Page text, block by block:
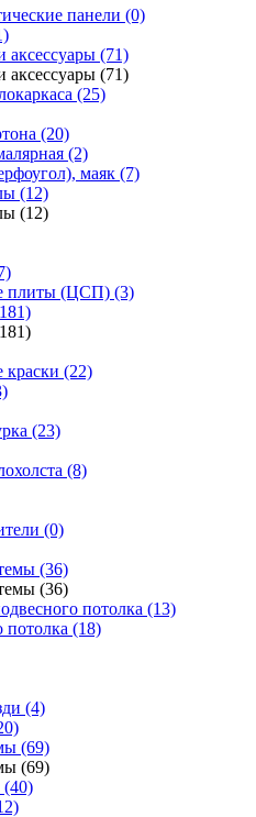
панели (0)
аксессуары (71)
аксессуары (71)
(25)
(20)
(2)
маяк (7)
(12)
(12)
плиты (ЦСП) (3)
(22)
(23)
(8)
(0)
(36)
(36)
потолка (13)
потолка (18)
(4)
(69)
(69)
(40)